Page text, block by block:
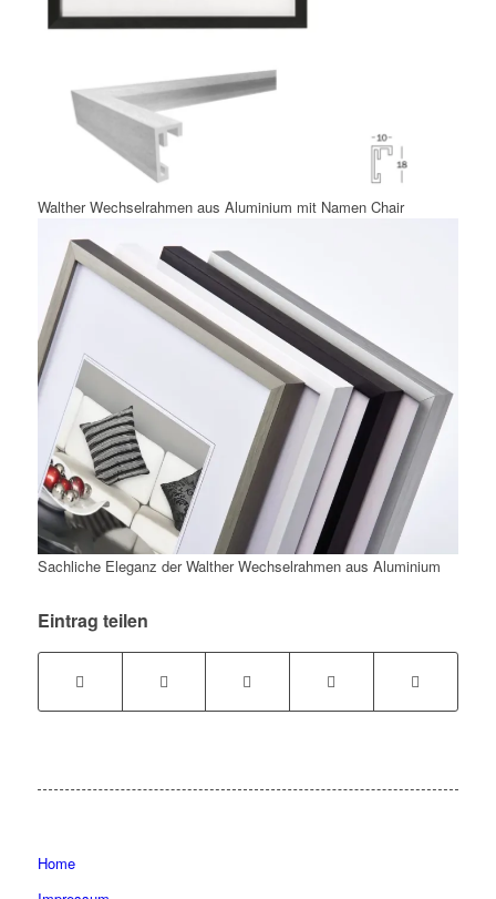
Walther Wechselrahmen aus Aluminium mit Namen Chair
Sachliche Eleganz der Walther Wechselrahmen aus Aluminium
Eintrag teilen
Home